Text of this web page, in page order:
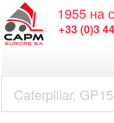
1955 на
+33 (0)3